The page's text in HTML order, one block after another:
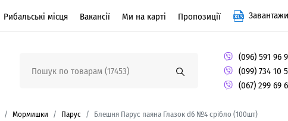
Рибальські місця Вакансії Ми на карті Пропозиції
(096) 591 96
(099) 734 10
(067) 299 69
Мормишки Парус Блешня Парус паяна Глазок d6 №4 срібло (100шт)